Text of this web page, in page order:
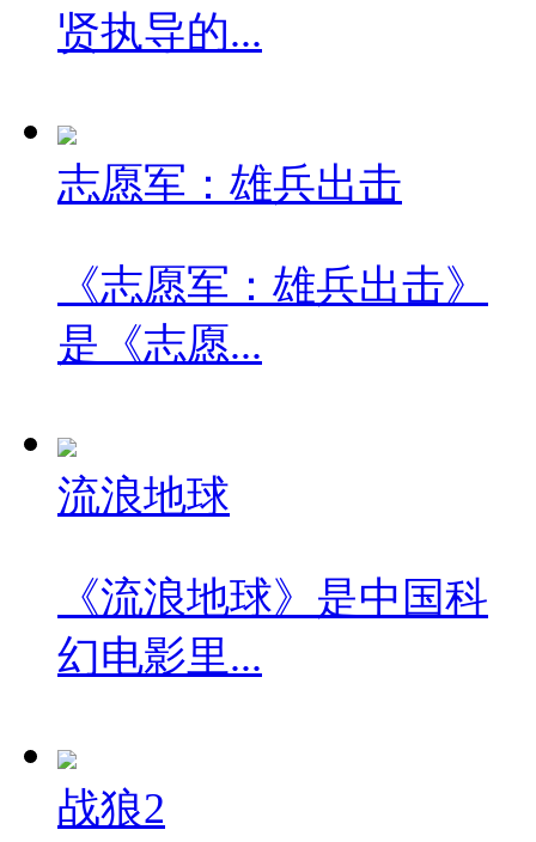
贤执导的...
志愿军：雄兵出击
《志愿军：雄兵出击》
是《志愿...
流浪地球
《流浪地球》是中国科
幻电影里...
战狼2